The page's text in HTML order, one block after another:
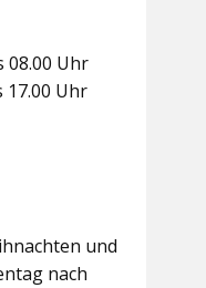
08.00 Uhr
17.00 Uhr
und
nach